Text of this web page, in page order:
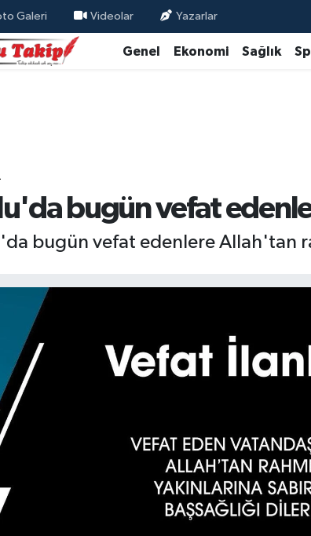
Galeri Videolar Yazarlar
Genel Ekonomi Sağlık
bugün vefat
bugün vefat edenlere Allah'tan